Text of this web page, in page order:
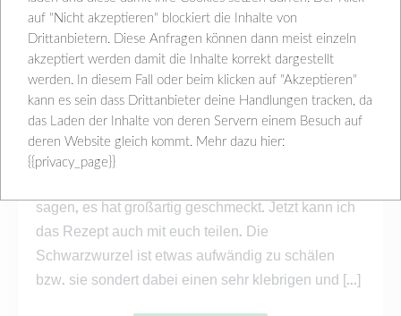
Petersilien-Pesto
Lisana Hartl Februar 8, 2025 Blog, Küche
3
Comments
Schwarzwurzeln habe ich noch nie gekocht und
wollte es unbedingt einmal ausprobieren. Ich habe
mein klassisches „weißes“ Risotto-Rezept mit
sagen, es hat großartig geschmeckt. Jetzt kann ich
das Rezept auch mit euch teilen. Die
Schwarzwurzel ist etwas aufwändig zu schälen
bzw. sie sondert dabei einen sehr klebrigen und [...]
auf "Nicht akzeptieren" blockiert die Inhalte von
Drittanbietern. Diese Anfragen können dann meist einzeln
akzeptiert werden damit die Inhalte korrekt dargestellt
werden. In diesem Fall oder beim klicken auf "Akzeptieren"
kann es sein dass Drittanbieter deine Handlungen tracken, da
das Laden der Inhalte von deren Servern einem Besuch auf
deren Website gleich kommt. Mehr dazu hier:
{{privacy_page}}